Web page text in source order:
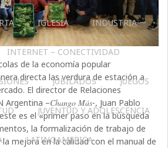
IGLESIA INDUSTRIA
INTERNET – CONECTIVIDAD
JUBILADOS JUEGOS
JUVENTUD Y ADOLESCENCIA
LATINOAMERICA
de la economía popular
directa las verdura de estación a
El director de Relaciones
Argentina –Chango Más-, Juan Pablo
es el «primer paso en la búsqueda
la formalización de trabajo de
mejora en la calidad con el manual de